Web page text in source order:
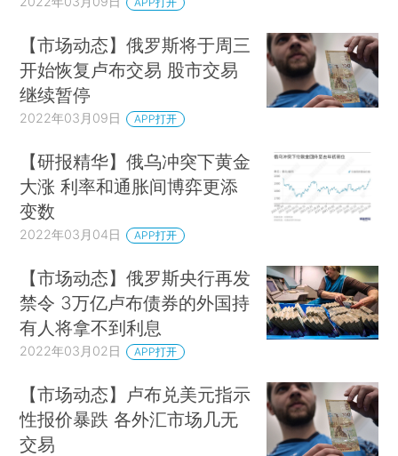
【市场动态】俄罗斯将于周三
开始恢复卢布交易 股市交易
继续暂停
2022年03月09日 APP打开
【研报精华】俄乌冲突下黄金
大涨 利率和通胀间博弈更添
变数
2022年03月04日 APP打开
【市场动态】俄罗斯央行再发
禁令 3万亿卢布债券的外国持
有人将拿不到利息
2022年03月02日 APP打开
【市场动态】卢布兑美元指示
性报价暴跌 各外汇市场几无
交易